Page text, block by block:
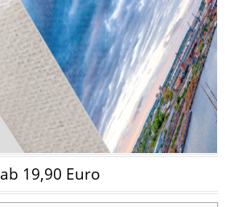
ab 19,90 Euro